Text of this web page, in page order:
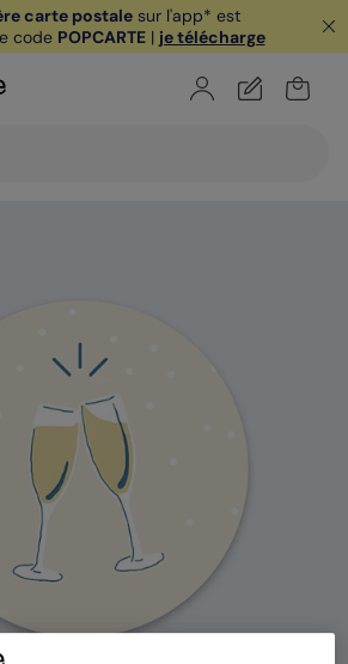
carte postale sur l'app* est
code POPCARTE| je télécharge